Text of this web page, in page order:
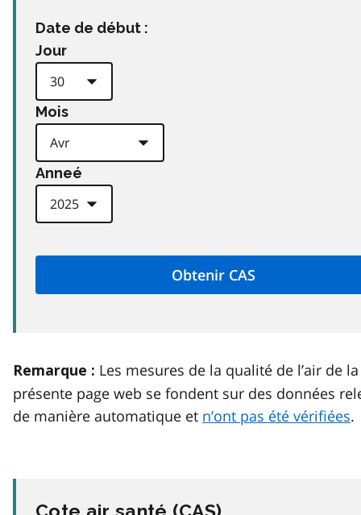
Date de début :
Jour
Mois
Anneé
Remarque : Les mesures de la qualité de l’air de la
présente page web se fondent sur des données
de manière automatique et n’ont pas été vérifiées.